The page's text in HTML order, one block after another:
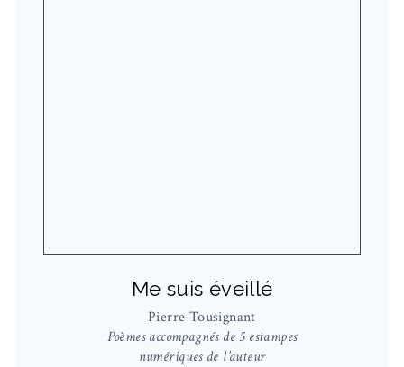
Me suis éveillé
Pierre Tousignant
Poèmes accompagnés de 5 estampes
numériques de l’auteur